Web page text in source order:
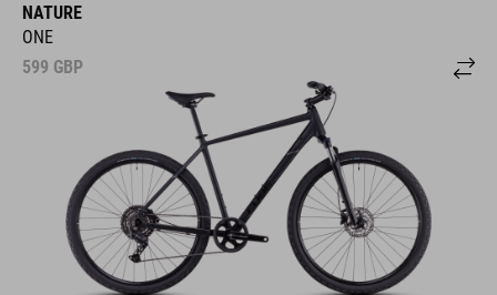
NATURE
ONE
599 GBP